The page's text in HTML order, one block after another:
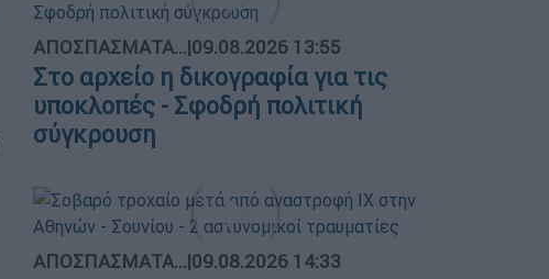
ΑΠΟΣΠΑΣΜΑΤΑ...|09.08.2026 13:55
Στο αρχείο η δικογραφία για τις
υποκλοπές - Σφοδρή πολιτική
σύγκρουση
ΑΠΟΣΠΑΣΜΑΤΑ...|09.08.2026 14:33